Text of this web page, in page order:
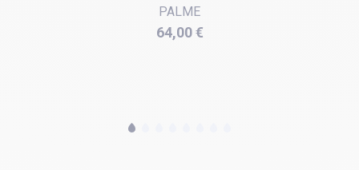
PALME
Prix
64,00 €